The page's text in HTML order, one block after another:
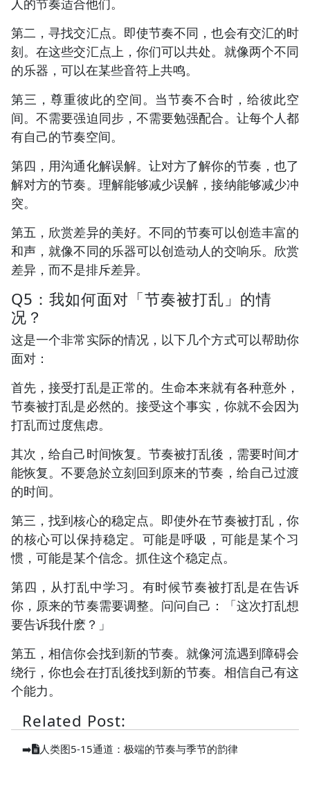
人的节奏适合他们。
第二，寻找交汇点。即使节奏不同，也会有交汇的时
刻。在这些交汇点上，你们可以共处。就像两个不同
的乐器，可以在某些音符上共鸣。
第三，尊重彼此的空间。当节奏不合时，给彼此空
间。不需要强迫同步，不需要勉强配合。让每个人都
有自己的节奏空间。
第四，用沟通化解误解。让对方了解你的节奏，也了
解对方的节奏。理解能够减少误解，接纳能够减少冲
突。
第五，欣赏差异的美好。不同的节奏可以创造丰富的
和声，就像不同的乐器可以创造动人的交响乐。欣赏
差异，而不是排斥差异。
Q5：我如何面对「节奏被打乱」的情
况？
这是一个非常实际的情况，以下几个方式可以帮助你
面对：
首先，接受打乱是正常的。生命本来就有各种意外，
节奏被打乱是必然的。接受这个事实，你就不会因为
打乱而过度焦虑。
其次，给自己时间恢复。节奏被打乱後，需要时间才
能恢复。不要急於立刻回到原来的节奏，给自己过渡
的时间。
第三，找到核心的稳定点。即使外在节奏被打乱，你
的核心可以保持稳定。可能是呼吸，可能是某个习
惯，可能是某个信念。抓住这个稳定点。
第四，从打乱中学习。有时候节奏被打乱是在告诉
你，原来的节奏需要调整。问问自己：「这次打乱想
要告诉我什麽？」
第五，相信你会找到新的节奏。就像河流遇到障碍会
绕行，你也会在打乱後找到新的节奏。相信自己有这
个能力。
Related Post:
➡️ 人类图5-15通道：极端的节奏与季节的韵律